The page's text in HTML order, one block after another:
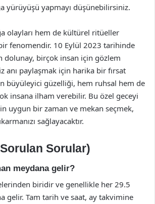
yürüyüşü yapmayı düşünebilirsiniz.
olayları hem de kültürel ritüeller
fenomendir. 10 Eylül 2023 tarihinde
dolunay, birçok insan için gözlem
anı paylaşmak için harika bir fırsat
büyüleyici güzelliği, hem ruhsal hem de
insana ilham verebilir. Bu özel geceyi
uygun bir zaman ve mekan seçmek,
sağlayacaktır.
Sorulan Sorular)
meydana gelir?
biridir ve genellikle her 29.5
gelir. Tam tarih ve saat, ay takvimine